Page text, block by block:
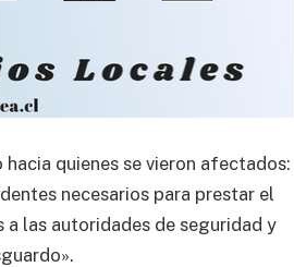
quienes se vieron afectados:
necesarios para prestar el
las autoridades de seguridad y